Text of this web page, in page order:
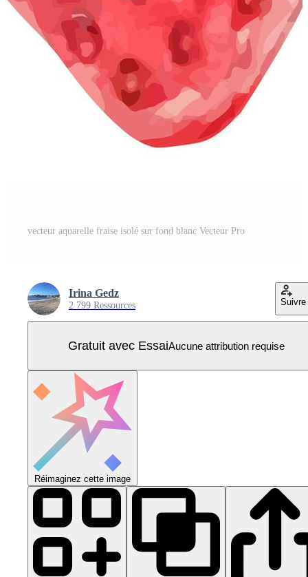
vecteur aquarelle fraise isolé sur fond blanc Vecteur Pro
Irina Gedz
2 799 Ressources Suivre
Gratuit avec EssaiAucune attribution requise
Réimaginez cette image